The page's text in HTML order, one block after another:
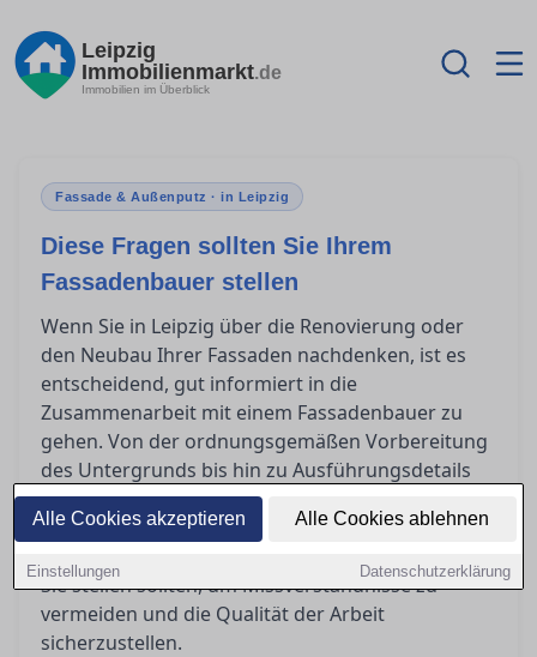
Alle Cookies akzeptieren Alle Cookies ablehnen
Einstellungen Datenschutzerklärung
Leipzig
Immobilienmarkt.de
Immobilien im Überblick
Fassade & Außenputz · in Leipzig
Diese Fragen sollten Sie Ihrem
Fassadenbauer stellen
Wenn Sie in Leipzig über die Renovierung oder
den Neubau Ihrer Fassaden nachdenken, ist es
entscheidend, gut informiert in die
Zusammenarbeit mit einem Fassadenbauer zu
gehen. Von der ordnungsgemäßen Vorbereitung
des Untergrunds bis hin zu Ausführungsdetails
und Fragen der Gewährleistung gibt es viele
Aspekte, die geklärt werden müssen. In diesem
Sie stellen sollten, um Missverständnisse zu
vermeiden und die Qualität der Arbeit
sicherzustellen.